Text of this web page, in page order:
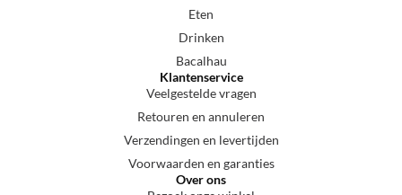
Eten
Drinken
Bacalhau
Klantenservice
Veelgestelde vragen
Retouren en annuleren
Verzendingen en levertijden
Voorwaarden en garanties
Over ons